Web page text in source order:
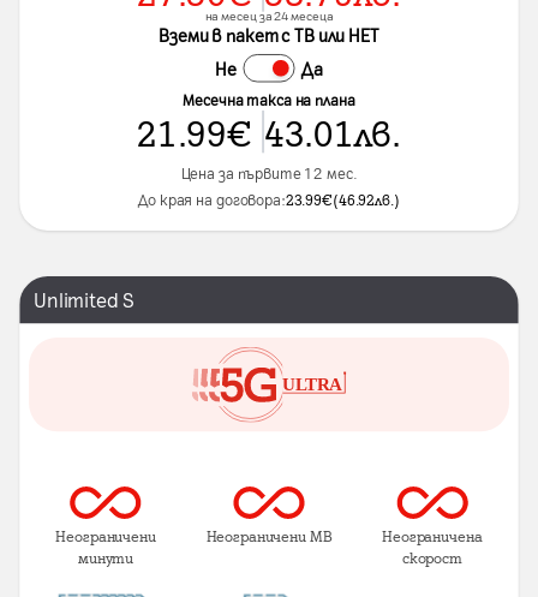
на месец за 24 месеца
Вземи в пакет с ТВ или НЕТ
Не Да
Месечна такса на плана
21.99€ 43.01лв.
Цена за първите 12 мес.
До края на договора:23.99€(46.92лв.)
Unlimited S
Неограничени
минути
Неограничени MB Неограничена
скорост